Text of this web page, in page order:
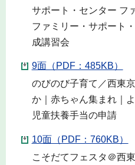
サポート・センター フ
ファミリー・サポート
成講習会
9面（PDF：485KB）
のびのび子育て／西東
か｜赤ちゃん集まれ｜
児童扶養手当の申請
10面（PDF：760KB）
こそだてフェスタ＠西